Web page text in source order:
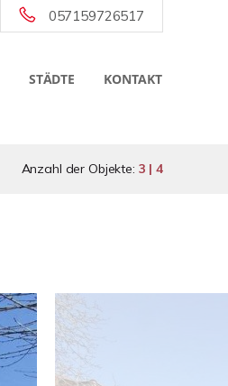
057159726517
STÄDTE KONTAKT
Anzahl der Objekte: 3 | 4